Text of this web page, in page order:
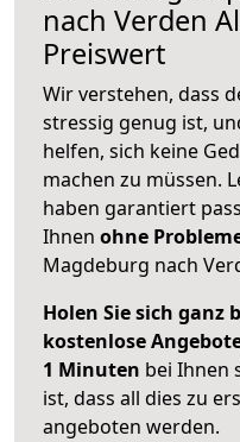
nach Verden
Preiswert
Wir verstehen, dass
stressig genug ist,
helfen, sich keine
machen zu müssen.
haben garantiert
Ihnen ohne
Magdeburg nach
Holen Sie sich ganz
kostenlose
1 Minuten bei Ihnen
ist, dass all dies zu
angeboten werden.